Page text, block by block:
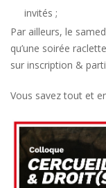
invités ;
Par ailleurs, le
qu’une soirée
sur inscription &
Vous savez tout et